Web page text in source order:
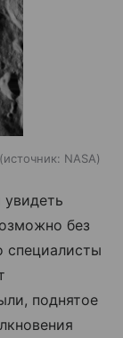
источник: NASA
без
специалисты
поднятое